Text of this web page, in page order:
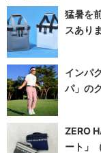
猛暑を
スあり
インパ
パ」の
ZERO
ート」